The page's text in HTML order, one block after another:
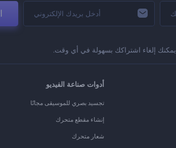
يمكنك إلغاء اشتراكك بسهولة في أي وقت.
أدوات صناعة الفيديو
تجسيد بصري للموسيقى مجانًا
إنشاء مقطع متحرك
شعار متحرك